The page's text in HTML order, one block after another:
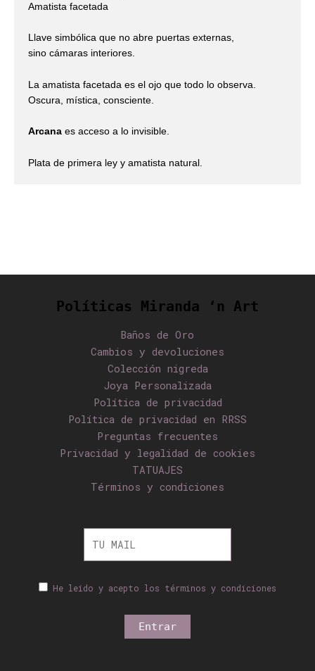
Amatista facetada
Llave simbólica que no abre puertas externas,
sino cámaras interiores.
La amatista facetada es el ojo que todo lo observa.
Oscura, mística, consciente.
Arcana es acceso a lo invisible.
Plata de primera ley y amatista natural.
Políticas Miranda ‘n Art
Baños de Oro
Cambios y devoluciones
Colección nigreda
Joya Personalizada
Política de privacidad
Política de privacidad en RRSS
Preguntas frecuentes
Privacidad y legalidad de cookies
TATUAJES
Términos y condiciones
He leído y acepto los términos y condiciones